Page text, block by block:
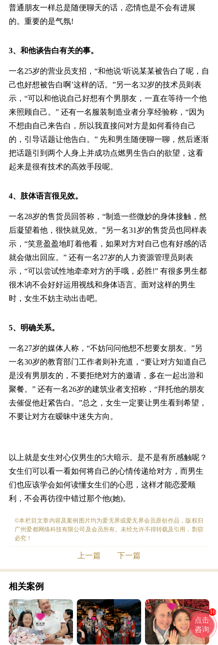
普通朋友一样总是随便聊天的话，恋情也是不会有进展
的。重要的是气氛!
3、和他谈告白有关的事。
一名25岁的营业员支招，“和他说‘听说某某被告白了呢，自
己也好想被告白啊’这样的话。”另一名32岁的技术员则表
示，“可以和他说自己好想有个男朋友，一直在等待一个他
来照顾自己。” 还有一名服装制造业者分享经验称，“因为
不想由自己来告白，所以我直接问对方是如何看待自己
的，引导话题让他告白。” 先和男生随便聊一聊，然后逐渐
把话题引到两个人身上并成功点燃男生告白的欲望，这看
起来是很有技术的高效手段呢。
4、肢体语言很见效。
一名28岁的售货员回答称，“制造一些微妙的身体接触，然
后凝望着他，很快就见效。”另一名31岁的售货员也同样表
示，“笑意盈盈地盯着他看，如果对方对自己也有好感的话
就会做出回应。” 还有一名27岁的人力资源管理员则表
示，“可以尝试性地牵牵对方的手哦，必胜!” 有很多男生都
很木讷不会好好运用视线和身体语言。面对这样的男生
时，女生不妨主动出击吧。
5、明确关系。
一名27岁的媒体人称，“不妨问问他想不想要女朋友。”另
一名30岁的教育部门工作者则补充道，“要让对方知道自己
是没有男朋友的，不要拒绝对方的邀请，多在一起出游和
聚餐。” 还有一名26岁的建筑业者支招称，“拜托他的朋友
去催促他赶紧告白。”总之，女生一定要让男生看到希望，
不要让对方在暧昧中迷失方向。
以上就是女生对心仪男生的5大暗示。是不是有所感触呢？
女生们可以看一看如何将自己的心情传递给对方，而男生
们也应该学会如何读懂女生们的心思，这样才能恋爱顺
利，不会再彷徨中错过那个他(她)。
©本栏目文章内容及案例图片均为爱无界或爱无界会员原创作品，版权归
广州爱都网络科技有限公司及会员所有。未经允许不得转载及引用，剽窃
必究！
上一篇 下一篇
相关案例
点击
咨询
16